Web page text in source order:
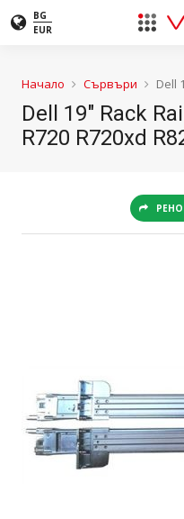
BG
EUR
Начало Сървъри Dell
Dell 19" Rack
R720 R720xd